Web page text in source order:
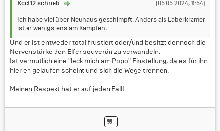
(05.05.2024, 11:54)
Kcct12 schrieb:
Ich habe viel über Neuhaus geschimpft. Anders als Laberkramer
ist er wenigstens am Kämpfen.
Und er ist entweder total frustiert oder/und besitzt dennoch die
Nervenstärke den Elfer souverän zu verwandeln.
Ist vermutlich eine "leck mich am Popo" Einstellung, da es für ihn
hier eh gelaufen scheint und sich die Wege trennen.
Meinen Respekt hat er auf jeden Fall!